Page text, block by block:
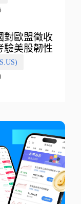
對歐盟徵收
驗美股韌性